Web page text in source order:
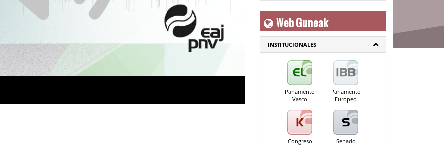
Web Guneak
INSTITUCIONALES
Parlamento
Vasco
Parlamento
Europeo
Congreso Senado